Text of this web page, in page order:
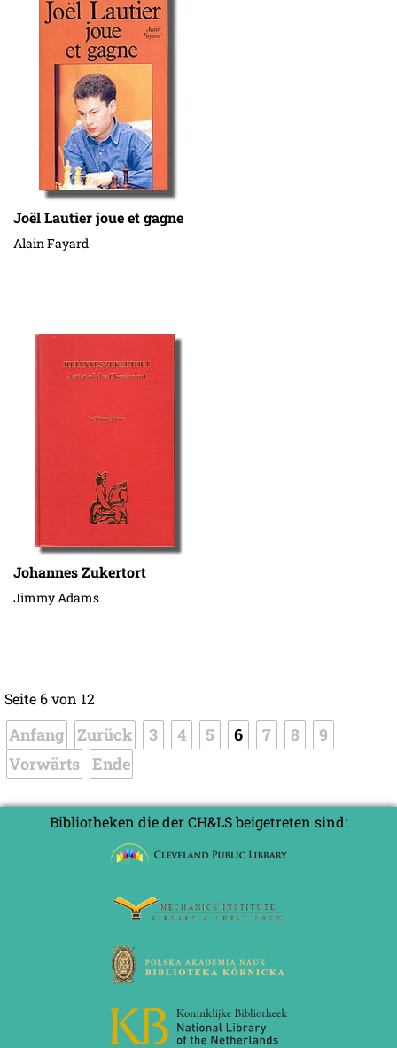
Joël Lautier joue et gagne
Alain Fayard
Johannes Zukertort
Jimmy Adams
Seite 6 von 12
Anfang Zurück 3 4 5 6 7 8
9
Vorwärts Ende
Bibliotheken die der CH&LS beigetreten sind: